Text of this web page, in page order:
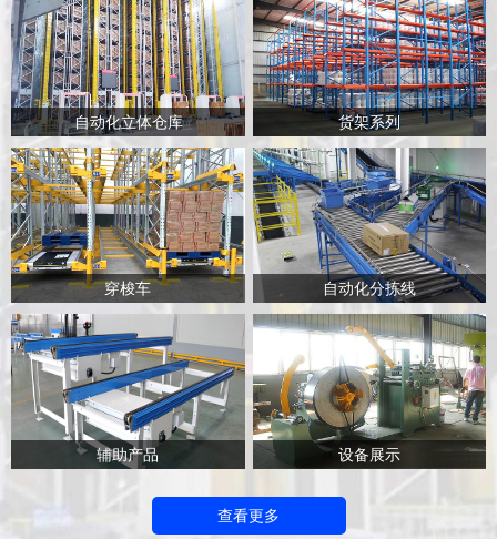
自动化立体仓库 货架系列
穿梭车 自动化分拣线
辅助产品 设备展示
查看更多